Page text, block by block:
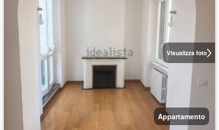
Visualizza foto
Appartamento